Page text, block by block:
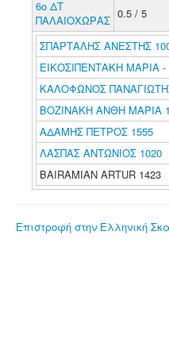
6ο ΔΤ
ΠΑΛΑΙΟΧΩΡΑΣ 0.5 / 5
ΣΠΑΡΤΑΛΗΣ ΑΝΕΣΤΗΣ
ΕΙΚΟΣΙΠΕΝΤΑΚΗ ΜΑΡΙΑ
ΚΑΛΟΦΩΝΟΣ
ΒΟΖΙΝΑΚΗ ΑΝΘΗ ΜΑΡΙΑ
ΑΔΑΜΗΣ ΠΕΤΡΟΣ 1555
ΛΑΣΠΑΣ ΑΝΤΩΝΙΟΣ 1020
BAIRAMIAN ARTUR 1423
Επιστροφή στην Ελληνική